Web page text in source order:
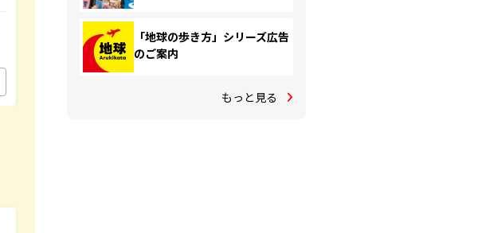
「地球の歩き方」シリーズ広告
のご案内
もっと見る